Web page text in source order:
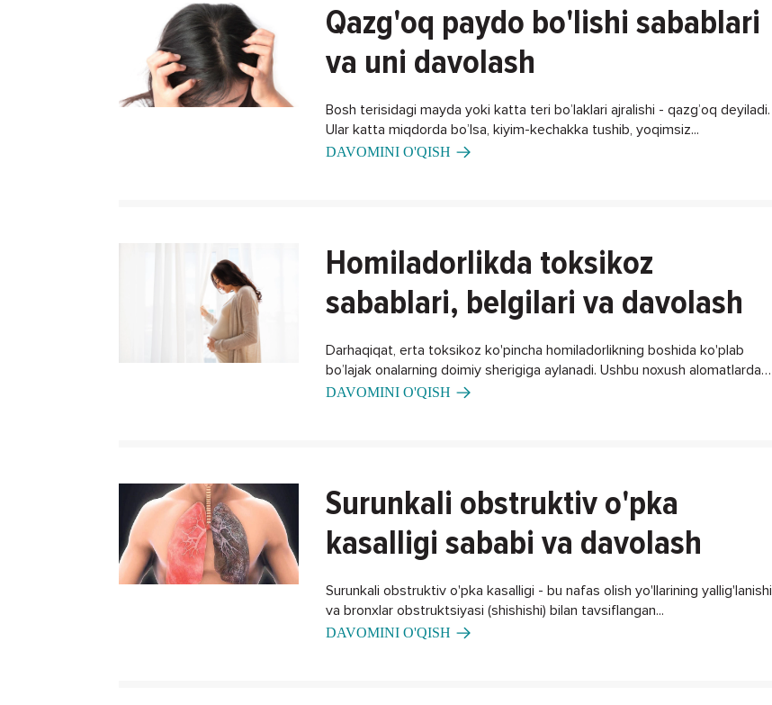
Qazg'oq paydo bo'lishi sabablari
va uni davolash
Bosh terisidagi mayda yoki katta teri bo’laklari ajralishi - qazg’oq deyiladi.
Ular katta miqdorda bo’lsa, kiyim-kechakka tushib, yoqimsiz...
DAVOMINI O'QISH
Homiladorlikda toksikoz
sabablari, belgilari va davolash
Darhaqiqat, erta toksikoz ko'pincha homiladorlikning boshida ko'plab
bo’lajak onalarning doimiy sherigiga aylanadi. Ushbu noxush alomatlardan
xalos bo'lishning biron bir usuli bormi?
DAVOMINI O'QISH
Surunkali obstruktiv o'pka
kasalligi sababi va davolash
Surunkali obstruktiv o'pka kasalligi - bu nafas olish yo'llarining yallig'lanishi
va bronxlar obstruktsiyasi (shishishi) bilan tavsiflangan...
DAVOMINI O'QISH